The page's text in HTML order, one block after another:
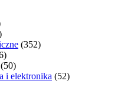
(352)
(50)
i elektronika (52)